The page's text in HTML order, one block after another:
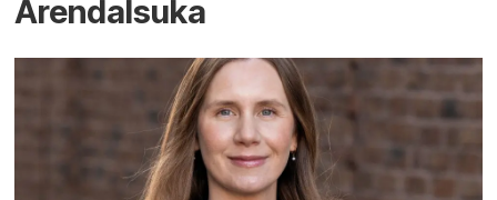
Arendals­uka